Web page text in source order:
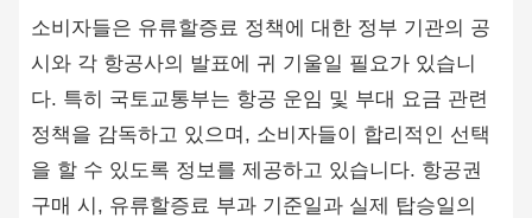
소비자들은 유류할증료 정책에 대한 정부 기관의 공
시와 각 항공사의 발표에 귀 기울일 필요가 있습니
다. 특히 국토교통부는 항공 운임 및 부대 요금 관련
정책을 감독하고 있으며, 소비자들이 합리적인 선택
을 할 수 있도록 정보를 제공하고 있습니다. 항공권
구매 시, 유류할증료 부과 기준일과 실제 탑승일의